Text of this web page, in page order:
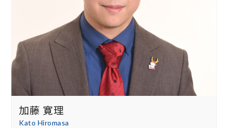
加藤 寛理
Kato Hiromasa